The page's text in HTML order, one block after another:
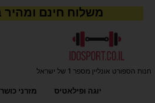
משלוח חינם ומהיר
חנות הספורט אונליין מספר 1 של ישראל
יוגה ופילאטיס מזרני כושר